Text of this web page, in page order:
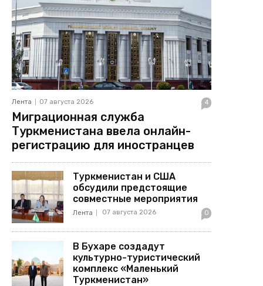
Лента 07 августа 2026 4
Миграционная служба
Туркменистана ввела онлайн-
регистрацию для иностранцев
Туркменистан и США
обсудили предстоящие
совместные мероприятия
Лента 07 августа 2026 0
В Бухаре создадут
культурно-туристический
комплекс «Маленький
Туркменистан»